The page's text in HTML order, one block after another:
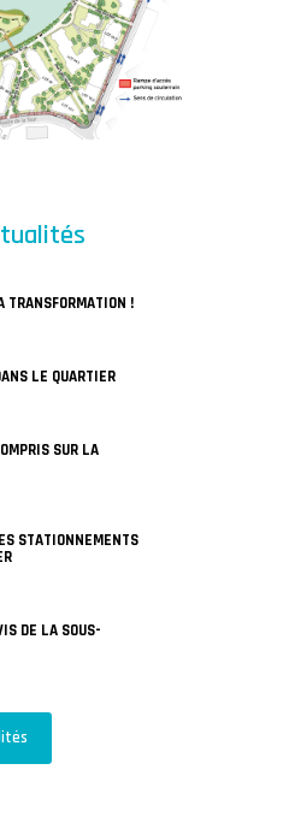
TRANSFORMATION !
LE QUARTIER
SUR LA
STATIONNEMENTS
DE LA SOUS-